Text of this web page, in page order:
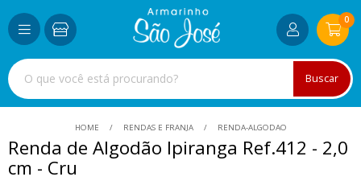
Buscar
0
HOME RENDAS E FRANJA RENDA-ALGODAO
Renda de Algodão Ipiranga Ref.412 - 2,0
cm - Cru